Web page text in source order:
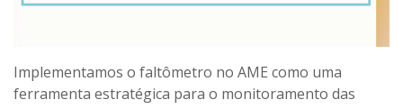
Implementamos o faltômetro no AME como uma
ferramenta estratégica para o monitoramento das